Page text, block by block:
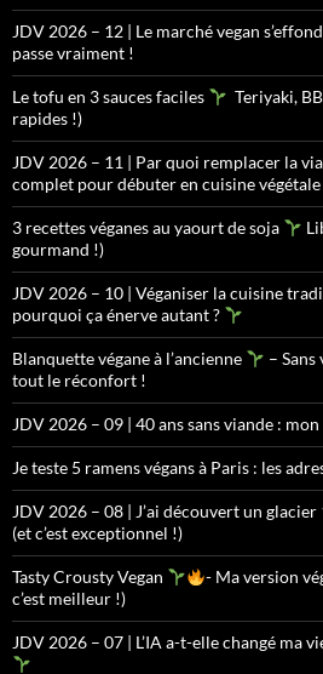
JDV 2026 – 12 | Le marché vegan
passe vraiment !
Le tofu en 3 sauces faciles
Teriyaki,
rapides !)
JDV 2026 – 11 | Par quoi remplacer la
complet pour débuter en cuisine végétale
3 recettes véganes au yaourt de soja
gourmand !)
JDV 2026 – 10 | Véganiser la cuisine
pourquoi ça énerve autant ?
Blanquette végane à l’ancienne
– Sans
tout le réconfort !
JDV 2026 – 09 | 40 ans sans viande :
Je teste 5 ramens végans à Paris : les
JDV 2026 – 08 | J’ai découvert un glacier
(et c’est exceptionnel !)
Tasty Crousty Vegan
- Ma version
c’est meilleur !)
JDV 2026 – 07 | L’IA a-t-elle changé ma